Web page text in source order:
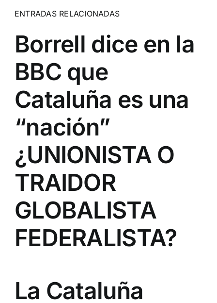
ENTRADAS RELACIONADAS
Borrell dice en la
BBC que
Cataluña es una
“nación”
¿UNIONISTA O
TRAIDOR
GLOBALISTA
FEDERALISTA?
La Cataluña